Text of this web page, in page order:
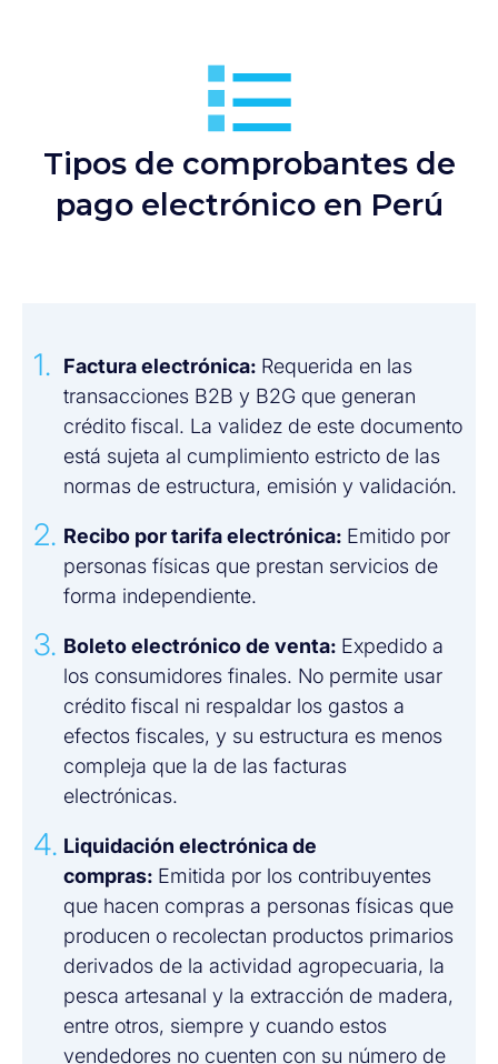
Tipos de comprobantes de
pago electrónico en Perú
Factura electrónica: Requerida en las
transacciones B2B y B2G que generan
crédito fiscal. La validez de este documento
está sujeta al cumplimiento estricto de las
normas de estructura, emisión y validación.
Recibo por tarifa electrónica: Emitido por
personas físicas que prestan servicios de
forma independiente.
Boleto electrónico de venta: Expedido a
los consumidores finales. No permite usar
crédito fiscal ni respaldar los gastos a
efectos fiscales, y su estructura es menos
compleja que la de las facturas
electrónicas.
Liquidación electrónica de
compras: Emitida por los contribuyentes
que hacen compras a personas físicas que
producen o recolectan productos primarios
derivados de la actividad agropecuaria, la
pesca artesanal y la extracción de madera,
entre otros, siempre y cuando estos
vendedores no cuenten con su número de